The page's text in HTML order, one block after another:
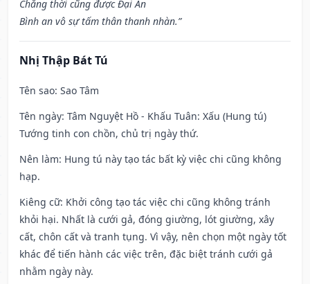
Chẳng thời cũng được Đại An
Bình an vô sự tấm thân thanh nhàn.”
Nhị Thập Bát Tú
Tên sao: Sao Tâm
Tên ngày: Tâm Nguyệt Hồ - Khấu Tuân: Xấu (Hung tú)
Tướng tinh con chồn, chủ trị ngày thứ.
Nên làm: Hung tú này tạo tác bất kỳ việc chi cũng không
hạp.
Kiêng cữ: Khởi công tạo tác việc chi cũng không tránh
khỏi hại. Nhất là cưới gả, đóng giường, lót giường, xây
cất, chôn cất và tranh tụng. Vì vậy, nên chọn một ngày tốt
khác để tiến hành các việc trên, đặc biệt tránh cưới gả
nhằm ngày này.